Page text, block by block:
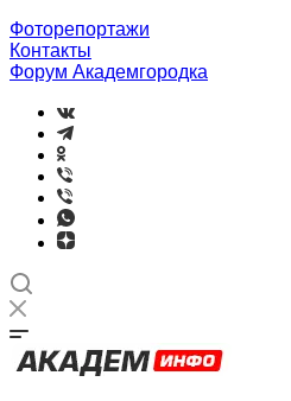
Фоторепортажи
Контакты
Форум Академгородка